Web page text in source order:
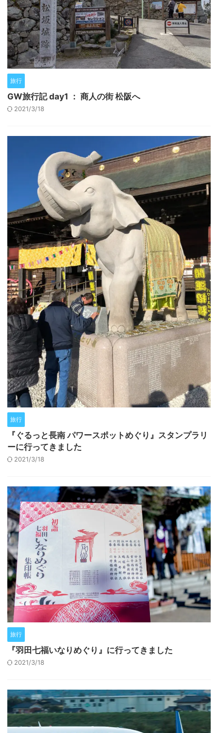
旅行
GW旅行記 day1 ： 商人の街 松阪へ
2021/3/18
旅行
『ぐるっと長南 パワースポットめぐり』スタンプラリ
ーに行ってきました
2021/3/18
旅行
『羽田七福いなりめぐり』に行ってきました
2021/3/18